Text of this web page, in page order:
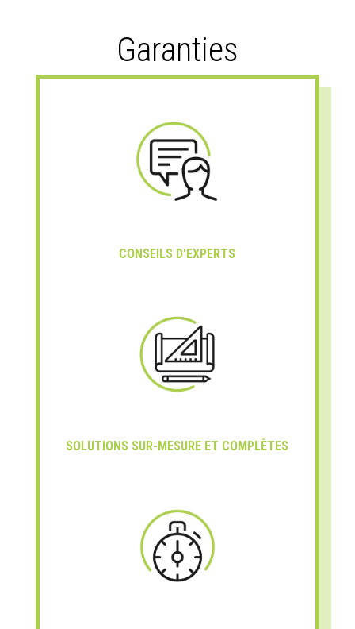
Garanties
CONSEILS D'EXPERTS
SOLUTIONS SUR-MESURE ET COMPLÈTES